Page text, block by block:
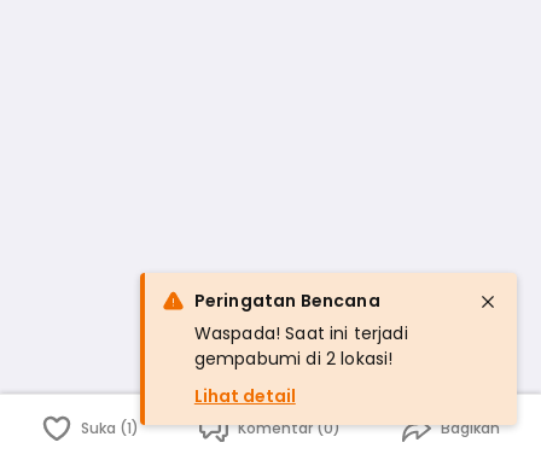
Suka (1) Komentar (0) Bagikan
Peringatan Bencana
Waspada! Saat ini terjadi
gempabumi di 2 lokasi!
Lihat detail